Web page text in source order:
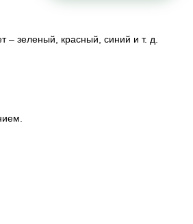
– зеленый, красный, синий и т. д.